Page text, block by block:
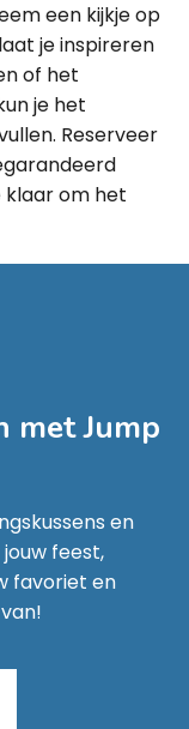
een kijkje op
je inspireren
of het
je het
Reserveer
klaar om het
metJump
en
feest,
favoriet en